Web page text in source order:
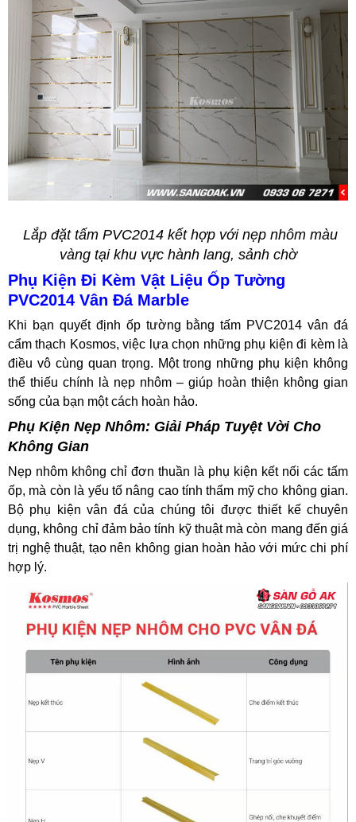
Lắp đặt tấm PVC2014 kết hợp với nẹp nhôm màu
vàng tại khu vực hành lang, sảnh chờ
Phụ Kiện Đi Kèm Vật Liệu Ốp Tường
PVC2014 Vân Đá Marble
Khi bạn quyết định ốp tường bằng tấm PVC2014 vân đá
cẩm thạch Kosmos, việc lựa chọn những phụ kiện đi kèm là
điều vô cùng quan trọng. Một trong những phụ kiện không
thể thiếu chính là nẹp nhôm – giúp hoàn thiện không gian
sống của bạn một cách hoàn hảo.
Phụ Kiện Nẹp Nhôm: Giải Pháp Tuyệt Vời Cho
Không Gian
Nẹp nhôm không chỉ đơn thuần là phụ kiện kết nối các tấm
ốp, mà còn là yếu tố nâng cao tính thẩm mỹ cho không gian.
Bộ phụ kiện vân đá của chúng tôi được thiết kế chuyên
dụng, không chỉ đảm bảo tính kỹ thuật mà còn mang đến giá
trị nghệ thuật, tạo nên không gian hoàn hảo với mức chi phí
hợp lý.